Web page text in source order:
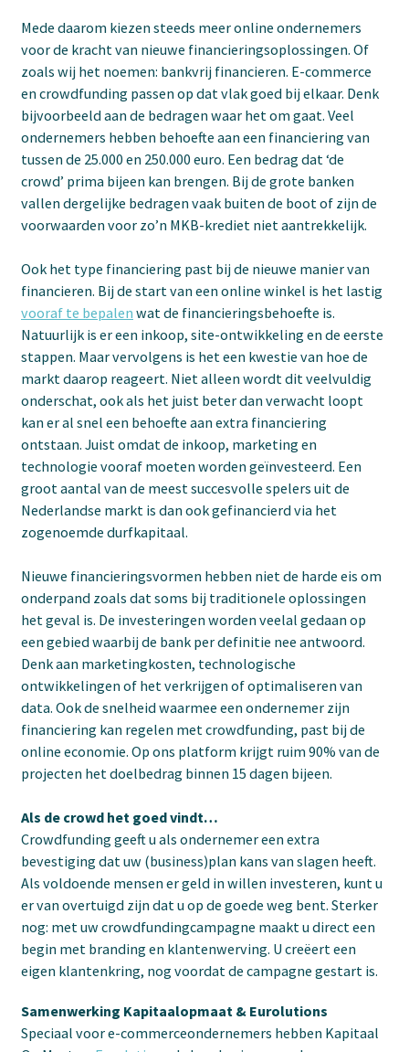
Mede daarom kiezen steeds meer online ondernemers
voor de kracht van nieuwe financieringsoplossingen. Of
zoals wij het noemen: bankvrij financieren. E-commerce
en crowdfunding passen op dat vlak goed bij elkaar. Denk
bijvoorbeeld aan de bedragen waar het om gaat. Veel
ondernemers hebben behoefte aan een financiering van
tussen de 25.000 en 250.000 euro. Een bedrag dat ‘de
crowd’ prima bijeen kan brengen. Bij de grote banken
vallen dergelijke bedragen vaak buiten de boot of zijn de
voorwaarden voor zo’n MKB-krediet niet aantrekkelijk.
Ook het type financiering past bij de nieuwe manier van
financieren. Bij de start van een online winkel is het lastig
vooraf te bepalen wat de financieringsbehoefte is.
Natuurlijk is er een inkoop, site-ontwikkeling en de eerste
stappen. Maar vervolgens is het een kwestie van hoe de
markt daarop reageert. Niet alleen wordt dit veelvuldig
onderschat, ook als het juist beter dan verwacht loopt
kan er al snel een behoefte aan extra financiering
ontstaan. Juist omdat de inkoop, marketing en
technologie vooraf moeten worden geïnvesteerd. Een
groot aantal van de meest succesvolle spelers uit de
Nederlandse markt is dan ook gefinancierd via het
zogenoemde durfkapitaal.
Nieuwe financieringsvormen hebben niet de harde eis om
onderpand zoals dat soms bij traditionele oplossingen
het geval is. De investeringen worden veelal gedaan op
een gebied waarbij de bank per definitie nee antwoord.
Denk aan marketingkosten, technologische
ontwikkelingen of het verkrijgen of optimaliseren van
data. Ook de snelheid waarmee een ondernemer zijn
financiering kan regelen met crowdfunding, past bij de
online economie. Op ons platform krijgt ruim 90% van de
projecten het doelbedrag binnen 15 dagen bijeen.
Als de crowd het goed vindt…
Crowdfunding geeft u als ondernemer een extra
bevestiging dat uw (business)plan kans van slagen heeft.
Als voldoende mensen er geld in willen investeren, kunt u
er van overtuigd zijn dat u op de goede weg bent. Sterker
nog: met uw crowdfundingcampagne maakt u direct een
begin met branding en klantenwerving. U creëert een
eigen klantenkring, nog voordat de campagne gestart is.
Samenwerking Kapitaalopmaat & Eurolutions
Speciaal voor e-commerceondernemers hebben Kapitaal